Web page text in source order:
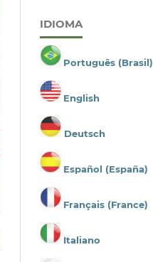
IDIOMA
Português (Brasil)
English
Deutsch
Español (España)
Français (France)
Italiano